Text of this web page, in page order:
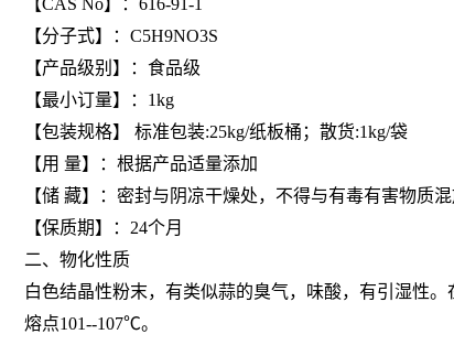
【分子式】：C5H9NO3S
【产品级别】：食品级
【最小订量】：1kg
【包装规格】 标准包装:25kg/纸板桶；散货:1kg/袋
【用 量】：根据产品适量添加
【储 藏】：密封与阴凉干燥处，不得与有毒有害物质
【保质期】：24个月
二、物化性质
白色结晶性粉末，有类似蒜的臭气，味酸，有引湿性。
熔点101--107℃。